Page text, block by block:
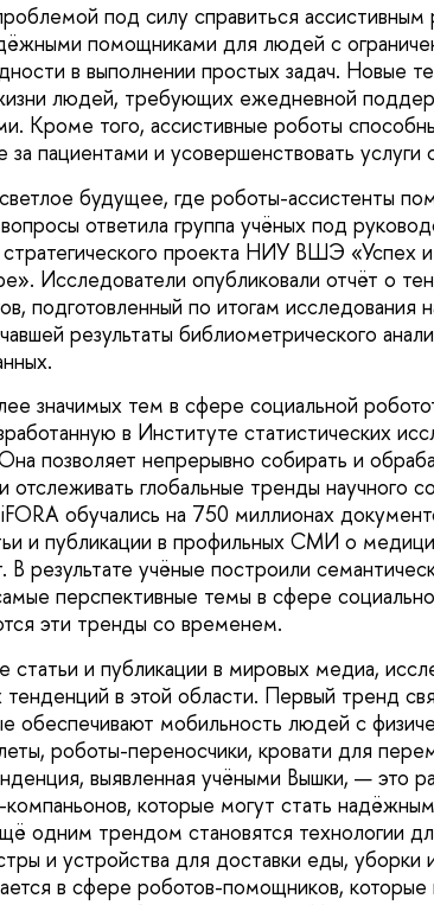
под силу справиться
помощниками для людей с
в выполнении простых задач. Новые
людей, требующих ежедневной
Кроме того, ассистивные роботы
за пациентами и усовершенствовать
будущее, где роботы-ассистенты
ответила группа учёных под
проекта НИУ ВШЭ «Успех и
Исследователи опубликовали отчёт о
подготовленный по итогам исследования
результаты библиометрического
значимых тем в сфере социальной
в Институте статистических
позволяет непрерывно собирать и
отслеживать глобальные тренды научного
обучались на 750 миллионах
и публикации в профильных СМИ о
В результате учёные построили
перспективные темы в сфере
эти тренды со временем.
статьи и публикации в мировых медиа,
в этой области. Первый тренд
обеспечивают мобильность людей с
роботы-переносчики, кровати для
выявленная учёными Вышки, — это
которые могут стать
одним трендом становятся технологии
и устройства для доставки еды, уборки
в сфере роботов-помощников, которые